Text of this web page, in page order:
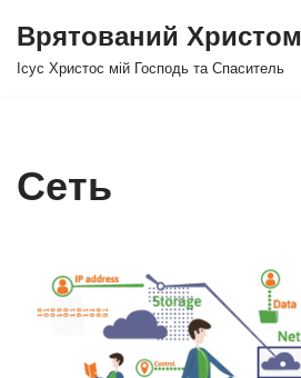
Перейти
Врятований Христом
Ісус Христос мій Господь та Спаситель
Сеть